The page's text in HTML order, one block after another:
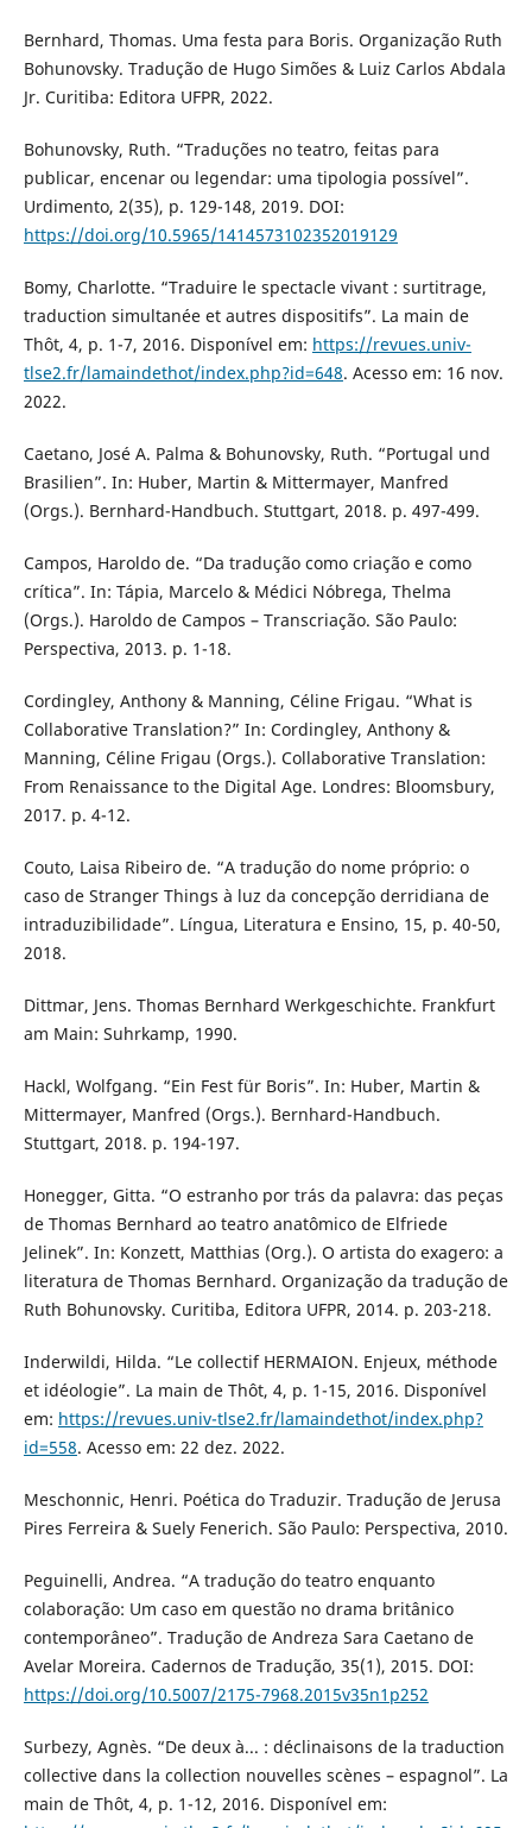
Bernhard, Thomas. Uma festa para Boris. Organização Ruth
Bohunovsky. Tradução de Hugo Simões & Luiz Carlos Abdala
Jr. Curitiba: Editora UFPR, 2022.
Bohunovsky, Ruth. “Traduções no teatro, feitas para
publicar, encenar ou legendar: uma tipologia possível”.
Urdimento, 2(35), p. 129-148, 2019. DOI:
https://doi.org/10.5965/1414573102352019129
Bomy, Charlotte. “Traduire le spectacle vivant : surtitrage,
traduction simultanée et autres dispositifs”. La main de
Thôt, 4, p. 1-7, 2016. Disponível em: https://revues.univ-
tlse2.fr/lamaindethot/index.php?id=648. Acesso em: 16 nov.
2022.
Caetano, José A. Palma & Bohunovsky, Ruth. “Portugal und
Brasilien”. In: Huber, Martin & Mittermayer, Manfred
(Orgs.). Bernhard-Handbuch. Stuttgart, 2018. p. 497-499.
Campos, Haroldo de. “Da tradução como criação e como
crítica”. In: Tápia, Marcelo & Médici Nóbrega, Thelma
(Orgs.). Haroldo de Campos – Transcriação. São Paulo:
Perspectiva, 2013. p. 1-18.
Cordingley, Anthony & Manning, Céline Frigau. “What is
Collaborative Translation?” In: Cordingley, Anthony &
Manning, Céline Frigau (Orgs.). Collaborative Translation:
From Renaissance to the Digital Age. Londres: Bloomsbury,
2017. p. 4-12.
Couto, Laisa Ribeiro de. “A tradução do nome próprio: o
caso de Stranger Things à luz da concepção derridiana de
intraduzibilidade”. Língua, Literatura e Ensino, 15, p. 40-50,
2018.
Dittmar, Jens. Thomas Bernhard Werkgeschichte. Frankfurt
am Main: Suhrkamp, 1990.
Hackl, Wolfgang. “Ein Fest für Boris”. In: Huber, Martin &
Mittermayer, Manfred (Orgs.). Bernhard-Handbuch.
Stuttgart, 2018. p. 194-197.
Honegger, Gitta. “O estranho por trás da palavra: das peças
de Thomas Bernhard ao teatro anatômico de Elfriede
Jelinek”. In: Konzett, Matthias (Org.). O artista do exagero: a
literatura de Thomas Bernhard. Organização da tradução de
Ruth Bohunovsky. Curitiba, Editora UFPR, 2014. p. 203-218.
Inderwildi, Hilda. “Le collectif HERMAION. Enjeux, méthode
et idéologie”. La main de Thôt, 4, p. 1-15, 2016. Disponível
em: https://revues.univ-tlse2.fr/lamaindethot/index.php?
id=558. Acesso em: 22 dez. 2022.
Meschonnic, Henri. Poética do Traduzir. Tradução de Jerusa
Pires Ferreira & Suely Fenerich. São Paulo: Perspectiva, 2010.
Peguinelli, Andrea. “A tradução do teatro enquanto
colaboração: Um caso em questão no drama britânico
contemporâneo”. Tradução de Andreza Sara Caetano de
Avelar Moreira. Cadernos de Tradução, 35(1), 2015. DOI:
https://doi.org/10.5007/2175-7968.2015v35n1p252
Surbezy, Agnès. “De deux à... : déclinaisons de la traduction
collective dans la collection nouvelles scènes – espagnol”. La
main de Thôt, 4, p. 1-12, 2016. Disponível em: